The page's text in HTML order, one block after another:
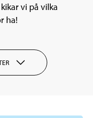
vi på vilka
ha!